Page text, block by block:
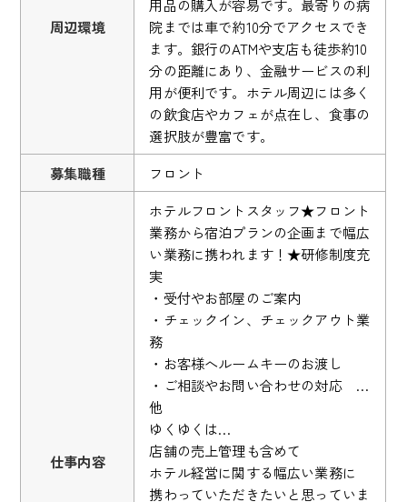
周辺環境
用品の購入が容易です。最寄りの病
院までは車で約10分でアクセスでき
ます。銀行のATMや支店も徒歩約10
分の距離にあり、金融サービスの利
用が便利です。ホテル周辺には多く
の飲食店やカフェが点在し、食事の
選択肢が豊富です。
募集職種
フロント
仕事内容
ホテルフロントスタッフ★フロント
業務から宿泊プランの企画まで幅広
い業務に携われます！★研修制度充
実
・受付やお部屋のご案内
・チェックイン、チェックアウト業
務
・お客様へルームキーのお渡し
・ご相談やお問い合わせの対応 …
他
ゆくゆくは…
店舗の売上管理も含めて
ホテル経営に関する幅広い業務に
携わっていただきたいと思っていま